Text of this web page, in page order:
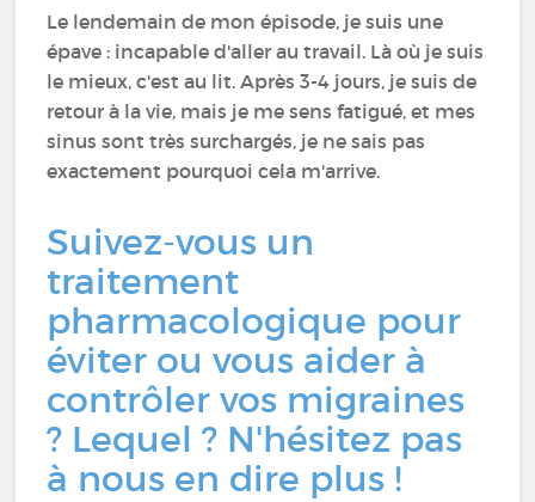
Le lendemain de mon épisode, je suis une
épave : incapable d'aller au travail. Là où je suis
le mieux, c'est au lit. Après 3-4 jours, je suis de
retour à la vie, mais je me sens fatigué, et mes
sinus sont très surchargés, je ne sais pas
exactement pourquoi cela m'arrive.
Suivez-vous un
traitement
pharmacologique pour
éviter ou vous aider à
contrôler vos migraines
? Lequel ? N'hésitez pas
à nous en dire plus !